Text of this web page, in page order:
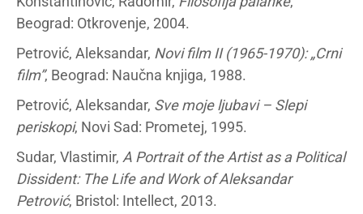
Beograd: Otkrovenje, 2004.
Petrović, Aleksandar, Novi film II (1965-1970): „Crni
film”, Beograd: Naučna knjiga, 1988.
Petrović, Aleksandar, Sve moje ljubavi – Slepi
periskopi, Novi Sad: Prometej, 1995.
Sudar, Vlastimir, A Portrait of the Artist as a Political
Dissident: The Life and Work of Aleksandar
Petrović, Bristol: Intellect, 2013.